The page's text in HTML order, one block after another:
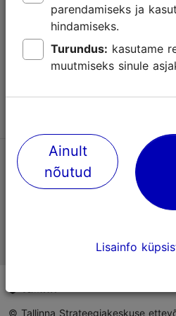
Kasutajatingimused
Võta meiega ühendust
TripAdvisori® hinnangud ja
© Tallinna Strateegiakeskuse
parendamiseks ja
hindamiseks.
Turundus:
muutmiseks sinule
Ainult
nõutud
Lisainfo